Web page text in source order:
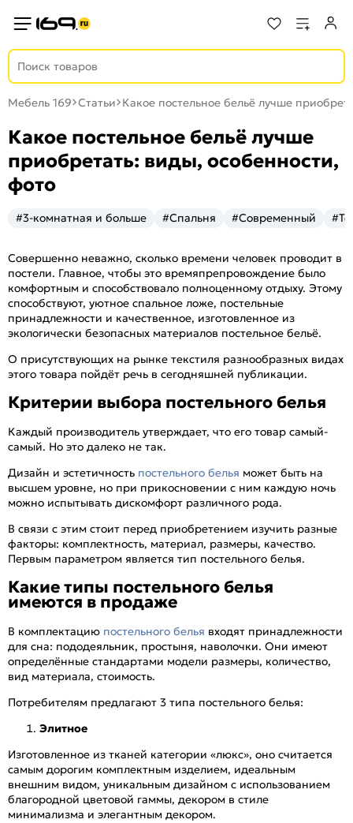
Мебель 169 Статьи Какое постельное бельё лучше
Какое постельное бельё лучше
приобретать: виды, особенности,
фото
#3-комнатная и больше #Спальня #Современный
Совершенно неважно, сколько времени человек проводит в
постели. Главное, чтобы это времяпрепровождение было
комфортным и способствовало полноценному отдыху. Этому
способствуют, уютное спальное ложе, постельные
принадлежности и качественное, изготовленное из
экологически безопасных материалов постельное бельё.
О присутствующих на рынке текстиля разнообразных видах
этого товара пойдёт речь в сегодняшней публикации.
Критерии выбора постельного белья
Каждый производитель утверждает, что его товар самый-
самый. Но это далеко не так.
Дизайн и эстетичность постельного белья может быть на
высшем уровне, но при прикосновении с ним каждую ночь
можно испытывать дискомфорт различного рода.
В связи с этим стоит перед приобретением изучить разные
факторы: комплектность, материал, размеры, качество.
Первым параметром является тип постельного белья.
Какие типы постельного белья
имеются в продаже
В комплектацию постельного белья входят принадлежности
для сна: пододеяльник, простыня, наволочки. Они имеют
определённые стандартами модели размеры, количество,
вид материала, стоимость.
Потребителям предлагают 3 типа постельного белья:
Элитное
Изготовленное из тканей категории «люкс», оно считается
самым дорогим комплектным изделием, идеальным
внешним видом, уникальным дизайном с использованием
благородной цветовой гаммы, декором в стиле
минимализма и элегантным декором.